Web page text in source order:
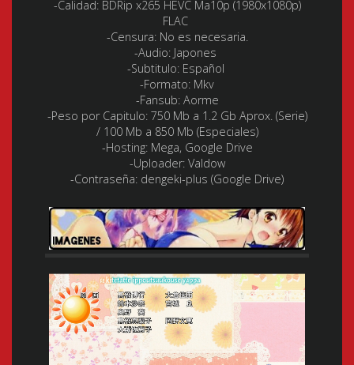
-Calidad: BDRip x265 HEVC Ma10p (1980x1080p)
FLAC
-Censura: No es necesaria.
-Audio: Japones
-Subtitulo: Español
-Formato: Mkv
-Fansub: Aorme
-Peso por Capitulo: 750 Mb a 1.2 Gb Aprox. (Serie)
/ 100 Mb a 850 Mb (Especiales)
-Hosting: Mega, Google Drive
-Uploader: Valdow
-Contraseña: dengeki-plus (Google Drive)